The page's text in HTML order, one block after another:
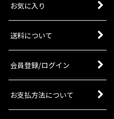
お気に入り
送料について
会員登録/ログイン
お支払方法について